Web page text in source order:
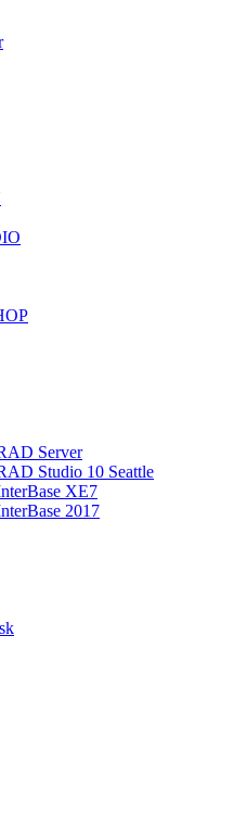
Server
Studio 10 Seattle
XE7
2017